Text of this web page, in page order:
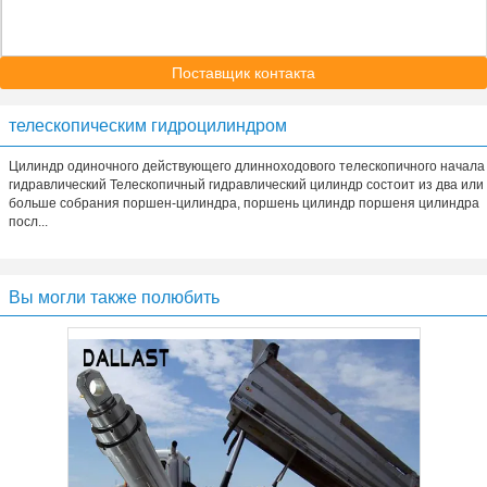
Поставщик контакта
телескопическим гидроцилиндром
Цилиндр одиночного действующего длинноходового телескопичного начала
гидравлический Телескопичный гидравлический цилиндр состоит из два или
больше собрания поршен-цилиндра, поршень цилиндр поршеня цилиндра
посл...
Вы могли также полюбить